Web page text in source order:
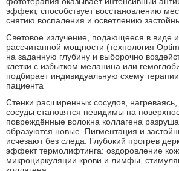
эффект, способствует восстановлению
снятию воспаления и осветлению
Световое излучение, подающееся в виде
рассчитанной мощности (технология
на заданную глубину и выборочно
клетки с избытком меланина или
подбирает индивидуальную схему
пациента
Стенки расширенных сосудов,
сосуды становятся невидимы на
повреждённые волокна коллагена
образуются новые. Пигментация и
исчезают без следа. Глубокий прогрев
эффект термолифтинга: оздоровление
микроциркуляции крови и лимфы,